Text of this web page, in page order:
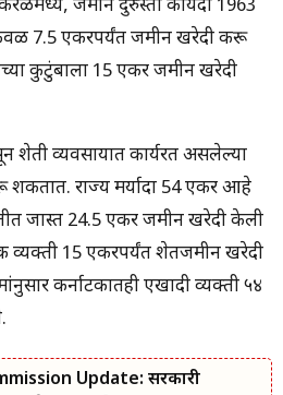
जमीन दुरुस्ती कायदा 1963
7.5 एकरपर्यंत जमीन खरेदी करू
कुटुंबाला 15 एकर जमीन खरेदी
शेती व्यवसायात कार्यरत असलेल्या
राज्य मर्यादा 54 एकर आहे
जास्त 24.5 एकर जमीन खरेदी केली
15 एकरपर्यंत शेतजमीन खरेदी
कर्नाटकातही एखादी व्यक्ती ५४
Update: सरकारी